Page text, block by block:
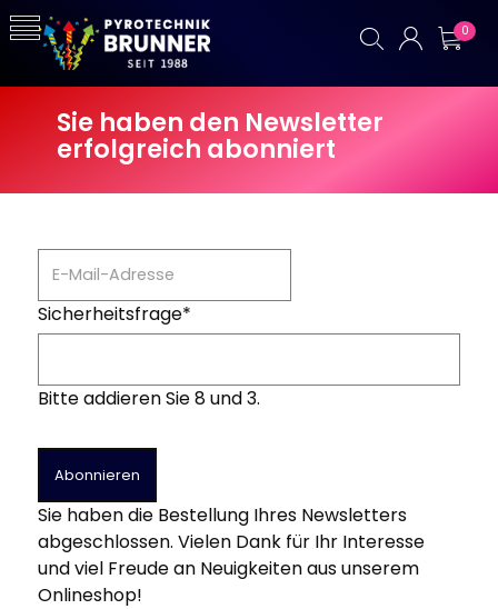
0
Sie haben den Newsletter
erfolgreich abonniert
Sicherheitsfrage*
Bitte addieren Sie 8 und 3.
Abonnieren
Sie haben die Bestellung Ihres Newsletters
abgeschlossen. Vielen Dank für Ihr Interesse
und viel Freude an Neuigkeiten aus unserem
Onlineshop!